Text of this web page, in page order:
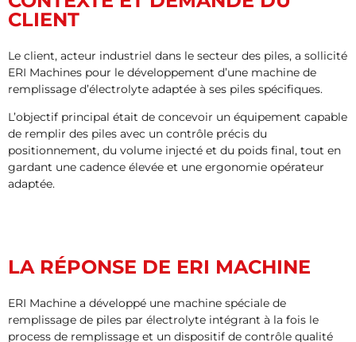
CLIENT
Le client, acteur industriel dans le secteur des piles, a sollicité
ERI Machines pour le développement d’une machine de
remplissage d’électrolyte adaptée à ses piles spécifiques.
L’objectif principal était de concevoir un équipement capable
de remplir des piles avec un contrôle précis du
positionnement, du volume injecté et du poids final, tout en
gardant une cadence élevée et une ergonomie opérateur
adaptée.
LA RÉPONSE DE ERI MACHINE
ERI Machine a développé une machine spéciale de
remplissage de piles par électrolyte intégrant à la fois le
process de remplissage et un dispositif de contrôle qualité